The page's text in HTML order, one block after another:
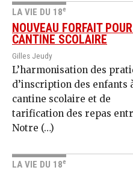
LA VIE DU 18e
NOUVEAU FORFAIT
CANTINE SCOLAIRE
Gilles Jeudy
L’harmonisation des
d’inscription des enfants
cantine scolaire et de
tarification des repas
Notre (…)
LA VIE DU 18e